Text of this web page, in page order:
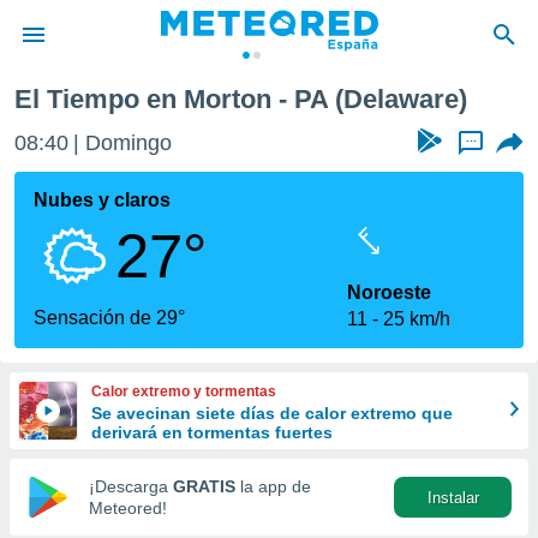
de
por
que se
calidad.
a este
las
y
forma
digital
basada
El Tiempo en Morton - PA (Delaware)
08:40 Domingo ...
Nubes y claros
27°
Sensación de 29°
Noroeste
11
25 km/h
Calor extremo y tormentas
Se avecinan siete días de calor extremo que
derivará en tormentas fuertes
¡Descarga GRATIS la app de
Meteored!
Instalar